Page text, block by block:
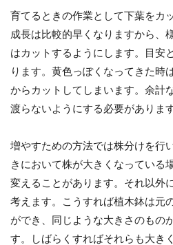
育てるときの作業として下葉をカ
成長は比較的早くなりますから、
はカットするようにします。目安
ります。黄色っぽくなってきた時
からカットしてしまいます。余計
渡らないようにする必要があります
増やすための方法では株分けを行
きにおいて株が大きくなっている
変えることがあります。それ以外
考えます。こうすれば植木鉢は元
ができ、同じような大きさのもの
す。しばらくすればそれらも大き